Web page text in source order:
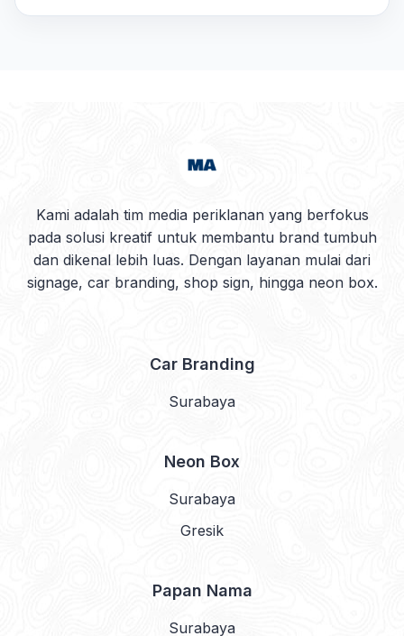
Kami adalah tim media periklanan yang berfokus
pada solusi kreatif untuk membantu brand tumbuh
dan dikenal lebih luas. Dengan layanan mulai dari
signage, car branding, shop sign, hingga neon box.
Car Branding
Surabaya
Neon Box
Surabaya
Gresik
Papan Nama
Surabaya